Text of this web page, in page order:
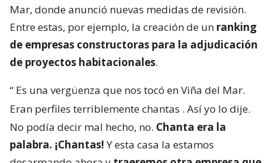
Mar, donde anunció nuevas medidas de revisión.
Entre estas, por ejemplo, la creación de un ranking
de empresas constructoras para la adjudicación
de proyectos habitacionales.
“ Es una vergüenza que nos tocó en Viña del Mar.
Eran perfiles terriblemente chantas . Así yo lo dije.
No podía decir mal hecho, no. Chanta era la
palabra. ¡Chantas!Y esta casa la estamos